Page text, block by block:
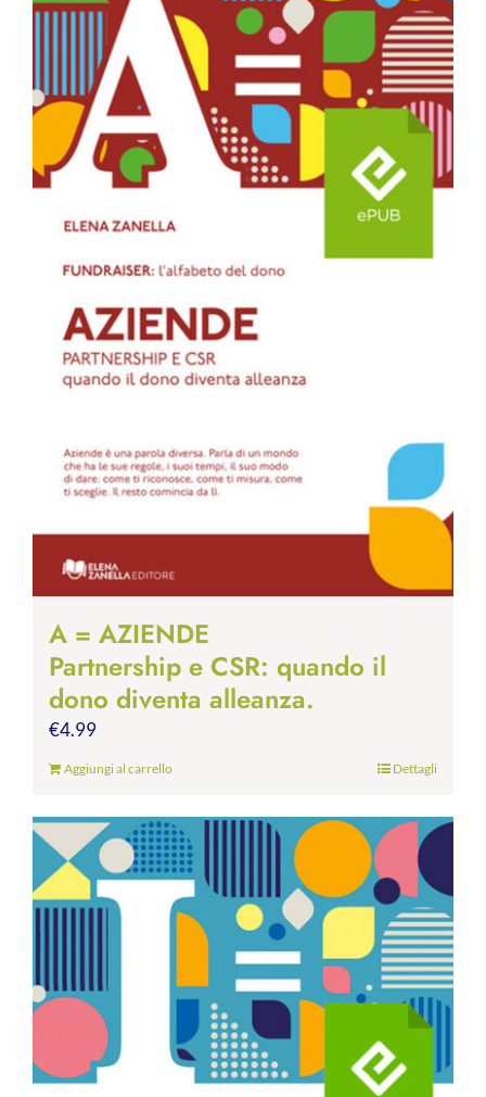
A = AZIENDE
Partnership e CSR: quando il
dono diventa alleanza.
€4.99
Aggiungi al carrello Dettagli